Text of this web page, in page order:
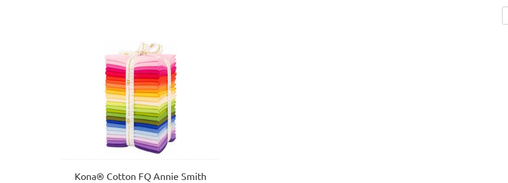
Kona® Cotton FQ Annie Smith